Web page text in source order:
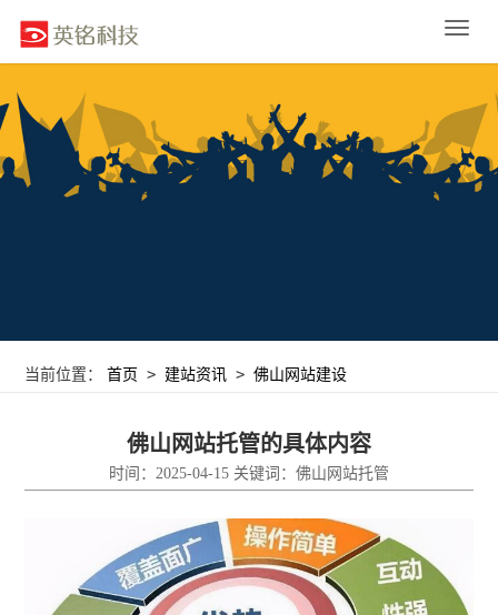
Toggle
当前位置：首页 >建站资讯 >佛山网站建设
佛山网站托管的具体内容
时间：2025-04-15 关键词：佛山网站托管